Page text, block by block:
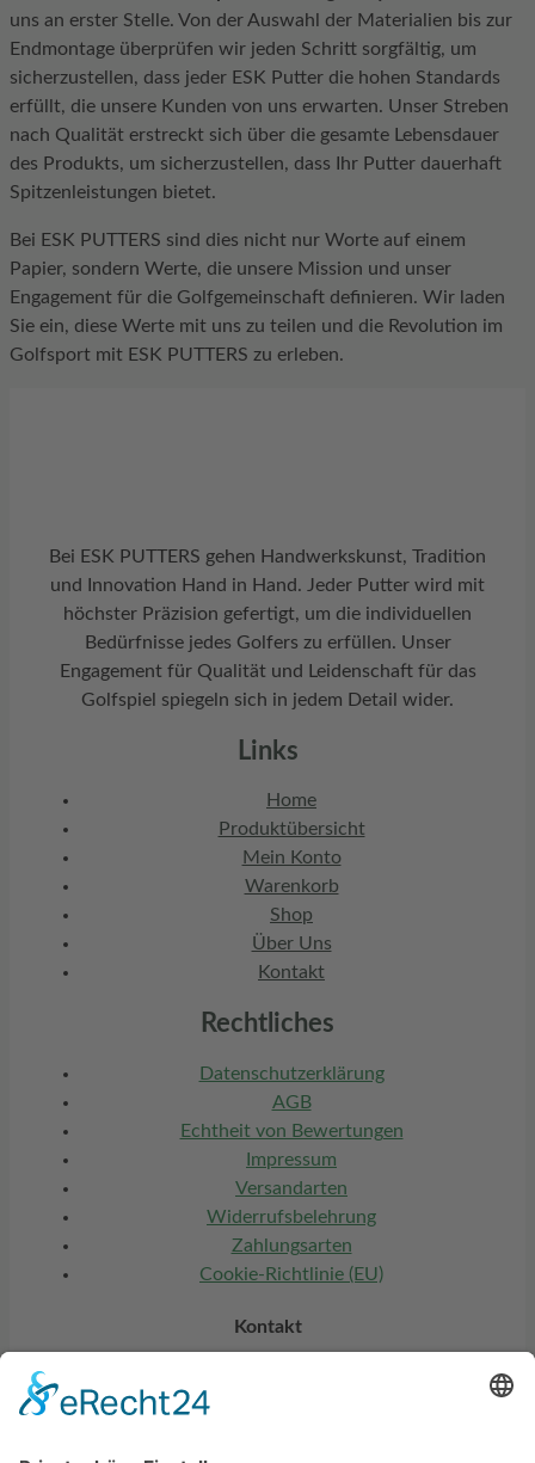
uns an erster Stelle. Von der Auswahl der Materialien bis zur
Endmontage überprüfen wir jeden Schritt sorgfältig, um
sicherzustellen, dass jeder ESK Putter die hohen Standards
erfüllt, die unsere Kunden von uns erwarten. Unser Streben
nach Qualität erstreckt sich über die gesamte Lebensdauer
des Produkts, um sicherzustellen, dass Ihr Putter dauerhaft
Spitzenleistungen bietet.
Bei ESK PUTTERS sind dies nicht nur Worte auf einem
Papier, sondern Werte, die unsere Mission und unser
Engagement für die Golfgemeinschaft definieren. Wir laden
Sie ein, diese Werte mit uns zu teilen und die Revolution im
Golfsport mit ESK PUTTERS zu erleben.
Bei ESK PUTTERS gehen Handwerkskunst, Tradition
und Innovation Hand in Hand. Jeder Putter wird mit
höchster Präzision gefertigt, um die individuellen
Bedürfnisse jedes Golfers zu erfüllen. Unser
Engagement für Qualität und Leidenschaft für das
Golfspiel spiegeln sich in jedem Detail wider.
Links
Home
Produktübersicht
Mein Konto
Warenkorb
Shop
Über Uns
Kontakt
Rechtliches
Datenschutzerklärung
AGB
Echtheit von Bewertungen
Impressum
Versandarten
Widerrufsbelehrung
Zahlungsarten
Cookie-Richtlinie (EU)
Kontakt